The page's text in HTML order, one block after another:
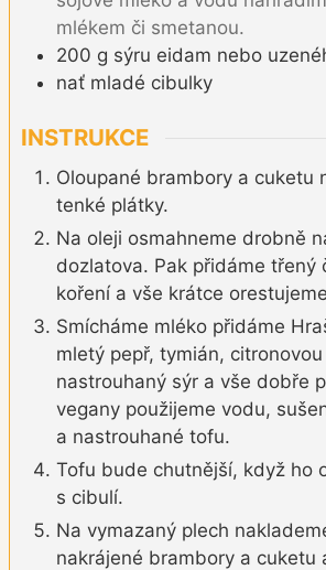
mlékem či smetanou.
200 g sýru eidam nebo
nať mladé cibulky
INSTRUKCE
Oloupané brambory a cuketu
tenké plátky.
Na oleji osmahneme drobně
dozlatova. Pak přidáme třený
koření a vše krátce
Smícháme mléko přidáme
mletý pepř, tymián,
nastrouhaný sýr a vše dobře
vegany použijeme vodu,
a nastrouhané tofu.
Tofu bude chutnější, když ho
s cibulí.
Na vymazaný plech
nakrájené brambory a cuketu